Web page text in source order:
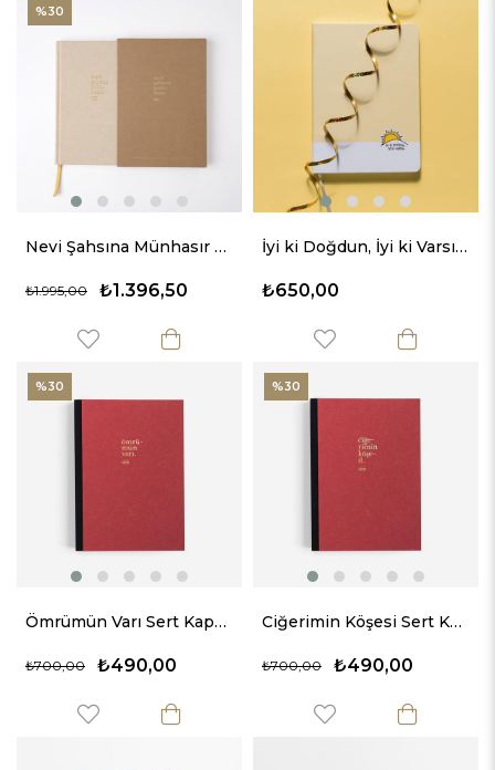
Nevi Şahsına Münhasır Süresiz Ajanda
₺1.396,50
₺1.995,00
%30
İyi ki Doğdun, İyi ki Varsın Sert Kapaklı Defter
₺650,00
Ömrümün Varı Sert Kapaklı Defter | Lûgat365 x Karatis
₺490,00
₺700,00
%30
Ciğerimin Köşesi Sert Kapaklı Defter | Lûgat365 x Karatis
₺490,00
₺700,00
%30